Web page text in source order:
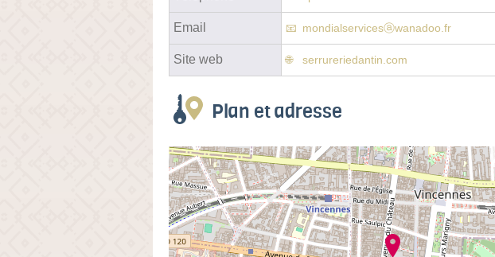
Email mondialservicesⓐwanadoo.fr
Site web serrureriedantin.com
Plan et adresse